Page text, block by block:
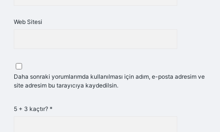
Web Sitesi
Daha sonraki yorumlarımda kullanılması için adım, e-posta adresim ve
site adresim bu tarayıcıya kaydedilsin.
5 + 3 kaçtır? *